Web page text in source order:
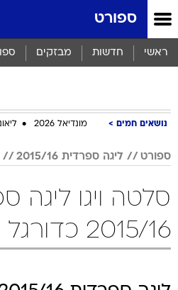
ספורט
ראשי חדשות מבזקים
נושאים חמים מונדיאל 2026
ספורט ליגה ספרדית 2015/16
סלטה ויגו ליגה
2015/16 כדורגל